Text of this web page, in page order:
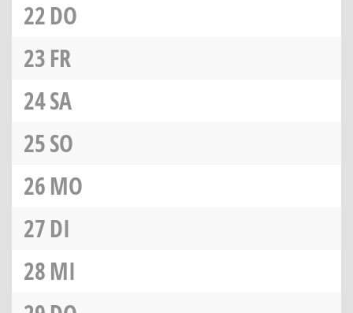
22DO
23FR
24SA
25SO
26MO
27DI
28MI